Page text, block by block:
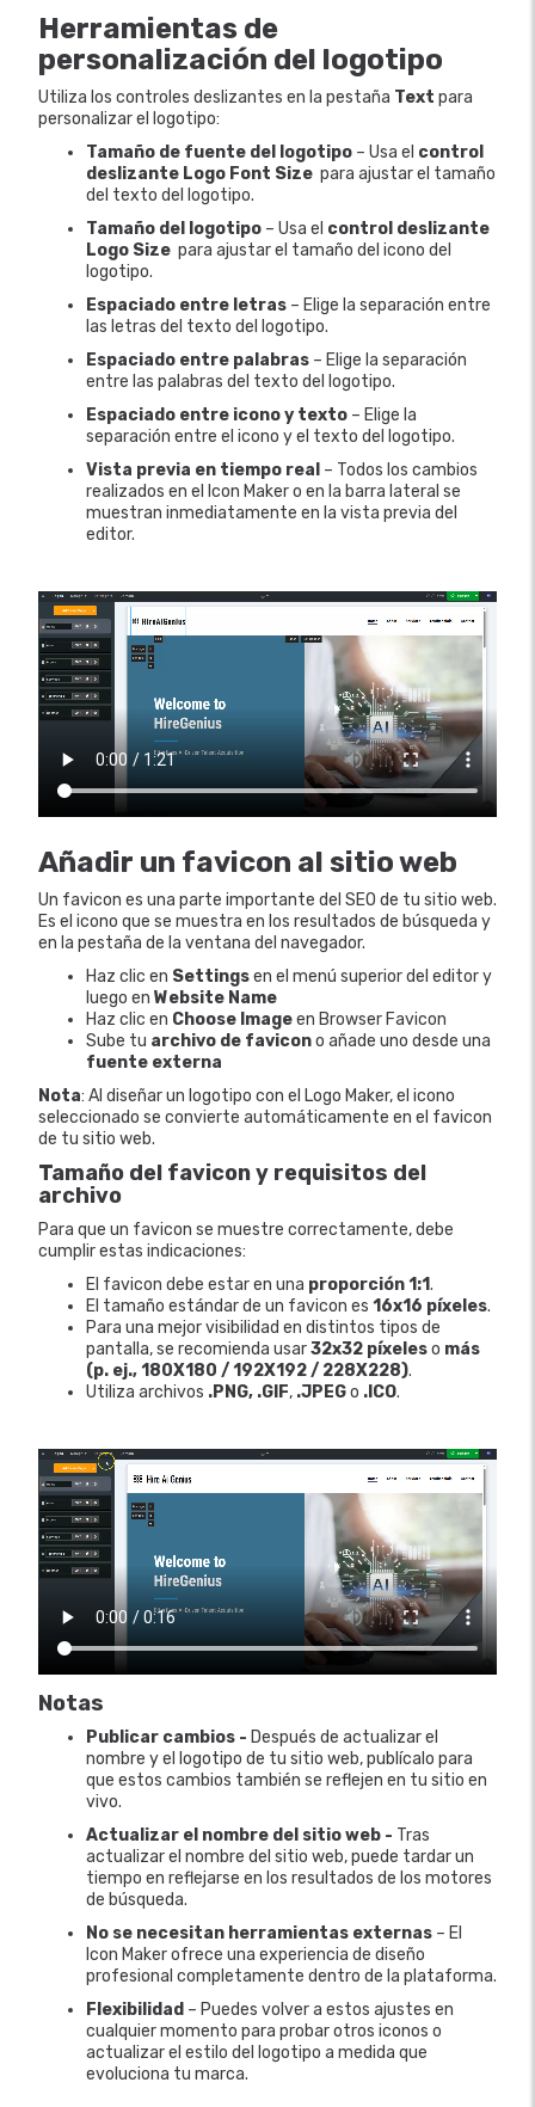
Herramientas de
personalización del logotipo
Utiliza los controles deslizantes en la pestaña Text para
personalizar el logotipo:
Tamaño de fuente del logotipo – Usa el control
deslizante Logo Font Size para ajustar el tamaño
del texto del logotipo.
Tamaño del logotipo – Usa el control deslizante
Logo Size para ajustar el tamaño del icono del
logotipo.
Espaciado entre letras – Elige la separación entre
las letras del texto del logotipo.
Espaciado entre palabras – Elige la separación
entre las palabras del texto del logotipo.
Espaciado entre icono y texto – Elige la
separación entre el icono y el texto del logotipo.
Vista previa en tiempo real – Todos los cambios
realizados en el Icon Maker o en la barra lateral se
muestran inmediatamente en la vista previa del
editor.
Añadir un favicon al sitio web
Un favicon es una parte importante del SEO de tu sitio web.
Es el icono que se muestra en los resultados de búsqueda y
en la pestaña de la ventana del navegador.
Haz clic en Settingsen el menú superior del editor y
luego en Website Name
Haz clic en Choose Imageen Browser Favicon
Sube tu archivo de favicono añade uno desde una
fuente externa
Nota: Al diseñar un logotipo con el Logo Maker, el icono
seleccionado se convierte automáticamente en el favicon
de tu sitio web.
Tamaño del favicon y requisitos del
archivo
Para que un favicon se muestre correctamente, debe
cumplir estas indicaciones:
El favicon debe estar en una proporción 1:1.
El tamaño estándar de un favicon es 16x16 píxeles.
Para una mejor visibilidad en distintos tipos de
pantalla, se recomienda usar32x32 píxeleso más
(p. ej., 180X180 / 192X192 / 228X228).
Utiliza archivos .PNG, .GIF, .JPEGo .ICO.
Notas
Publicar cambios - Después de actualizar el
nombre y el logotipo de tu sitio web, publícalo para
que estos cambios también se reflejen en tu sitio en
vivo.
Actualizar el nombre del sitio web - Tras
actualizar el nombre del sitio web, puede tardar un
tiempo en reflejarse en los resultados de los motores
de búsqueda.
No se necesitan herramientas externas – El
Icon Maker ofrece una experiencia de diseño
profesional completamente dentro de la plataforma.
Flexibilidad – Puedes volver a estos ajustes en
cualquier momento para probar otros iconos o
actualizar el estilo del logotipo a medida que
evoluciona tu marca.